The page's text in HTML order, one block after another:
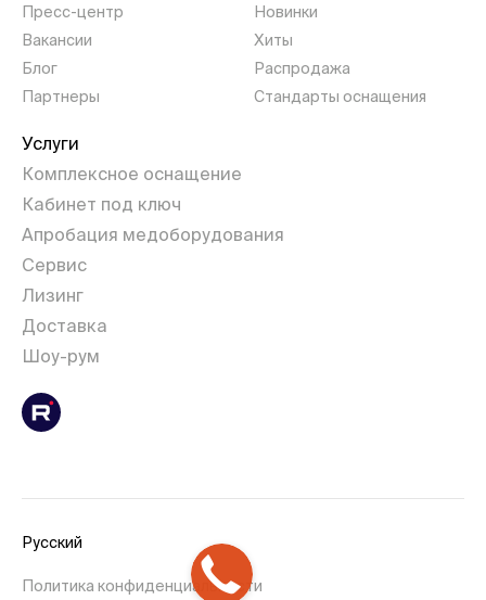
Пресс-центр
Вакансии
Блог
Партнеры
Новинки
Хиты
Распродажа
Стандарты оснащения
Услуги
Комплексное оснащение
Кабинет под ключ
Апробация медоборудования
Сервис
Лизинг
Доставка
Шоу-рум
Русский
Политика конфиденциальности